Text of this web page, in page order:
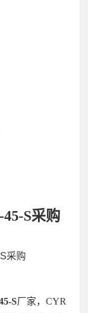
S采购
采购
S厂家，CYR